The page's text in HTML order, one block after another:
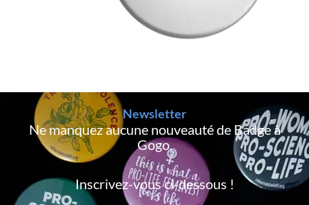
Newsletter
Ne manquez aucune nouveauté de Badge à
Gogo,
Inscrivez-vous ci-dessous !